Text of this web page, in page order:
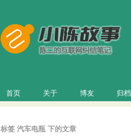
首页 关于 博友 归档
标签 汽车电瓶 下的文章